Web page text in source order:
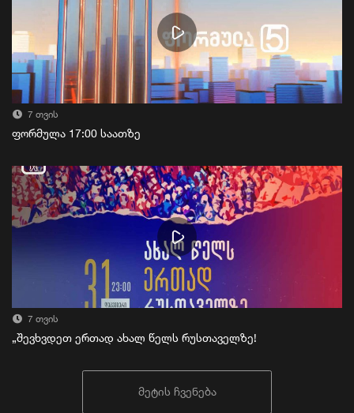
7 თვის
ფორმულა 17:00 საათზე
7 თვის
„შევხვდეთ ერთად ახალ წელს რუსთაველზე!
მეტის ჩვენება